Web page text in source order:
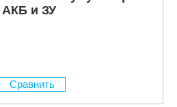
АКБ и ЗУ
Сравнить